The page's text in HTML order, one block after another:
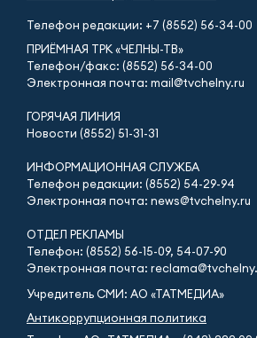
Телефон редакции: +7 (8552) 56-34-00
ПРИЁМНАЯ ТРК «ЧЕЛНЫ-ТВ»
Телефон/факс: (8552) 56-34-00
Электронная почта: mail@tvchelny.ru
ГОРЯЧАЯ ЛИНИЯ
Новости (8552) 51-31-31
ИНФОРМАЦИОННАЯ СЛУЖБА
Телефон редакции: (8552) 54-29-94
Электронная почта: news@tvchelny.ru
ОТДЕЛ РЕКЛАМЫ
Телефон: (8552) 56-15-09, 54-07-90
Электронная почта:
Учредитель СМИ: АО «ТАТМЕДИА»
Антикоррупционная политика